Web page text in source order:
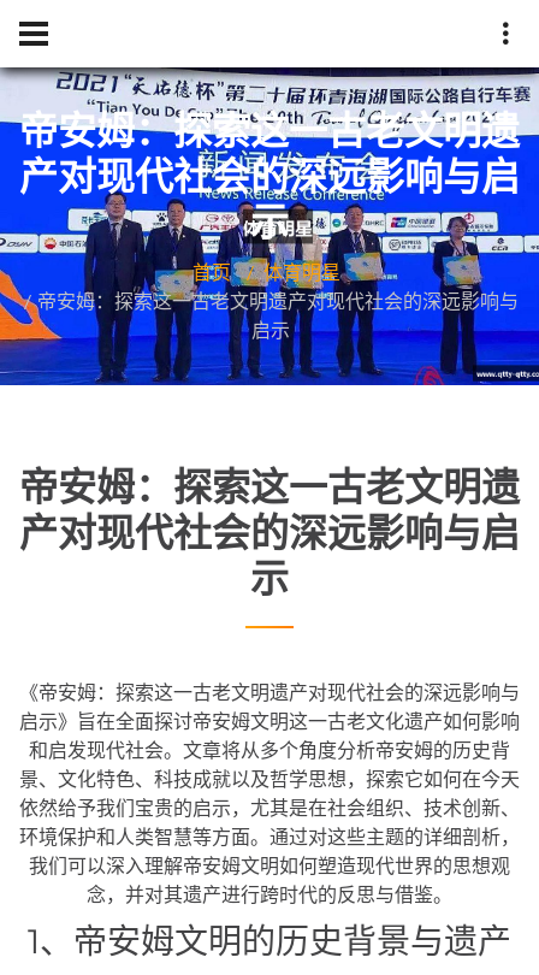
帝安姆：探索这一古老文明遗
产对现代社会的深远影响与启
示
首页
体育明星
帝安姆：探索这一古老文明遗产对现代社会的深远影响与
启示
帝安姆：探索这一古老文明遗
产对现代社会的深远影响与启
示
《帝安姆：探索这一古老文明遗产对现代社会的深远影响与
启示》旨在全面探讨帝安姆文明这一古老文化遗产如何影响
和启发现代社会。文章将从多个角度分析帝安姆的历史背
景、文化特色、科技成就以及哲学思想，探索它如何在今天
依然给予我们宝贵的启示，尤其是在社会组织、技术创新、
环境保护和人类智慧等方面。通过对这些主题的详细剖析，
我们可以深入理解帝安姆文明如何塑造现代世界的思想观
念，并对其遗产进行跨时代的反思与借鉴。
1、帝安姆文明的历史背景与遗产